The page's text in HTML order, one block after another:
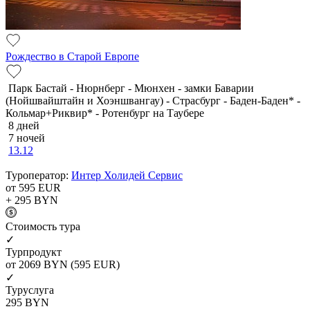
Рождество в Старой Европе
Парк Бастай - Нюрнберг - Мюнхен - замки Баварии
(Нойшвайштайн и Хоэншвангау) - Страсбург - Баден-Баден* -
Кольмар+Риквир* - Ротенбург на Таубере
8 дней
7 ночей
13.12
Туроператор: Интер Холидей Сервис
от 595 EUR
+ 295 BYN
Cтоимость тура
✓
Турпродукт
от 2069 BYN (595 EUR)
✓
Туруслуга
295 BYN